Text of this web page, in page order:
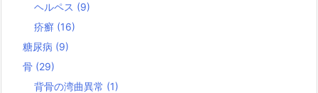
ヘルペス (9)
疥癬 (16)
糖尿病 (9)
骨 (29)
背骨の湾曲異常 (1)